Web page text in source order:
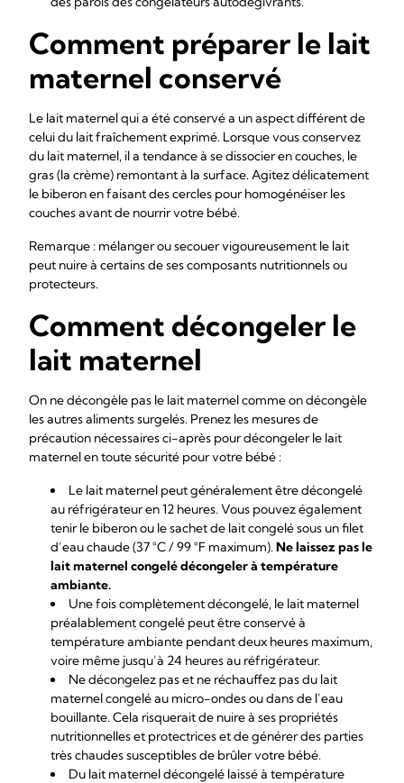
Comment préparer le lait
maternel conservé
Le lait maternel qui a été conservé a un aspect différent de
celui du lait fraîchement exprimé. Lorsque vous conservez
du lait maternel, il a tendance à se dissocier en couches, le
gras (la crème) remontant à la surface. Agitez délicatement
le biberon en faisant des cercles pour homogénéiser les
couches avant de nourrir votre bébé.
Remarque : mélanger ou secouer vigoureusement le lait
peut nuire à certains de ses composants nutritionnels ou
protecteurs.
Comment décongeler le
lait maternel
On ne décongèle pas le lait maternel comme on décongèle
les autres aliments surgelés. Prenez les mesures de
précaution nécessaires ci-après pour décongeler le lait
maternel en toute sécurité pour votre bébé :
Le lait maternel peut généralement être décongelé
au réfrigérateur en 12 heures. Vous pouvez également
tenir le biberon ou le sachet de lait congelé sous un filet
d’eau chaude (37 °C / 99 °F maximum).Ne laissez pas le
lait maternel congelé décongeler à température
ambiante.
Une fois complètement décongelé, le lait maternel
préalablement congelé peut être conservé à
température ambiante pendant deux heures maximum,
voire même jusqu’à 24 heures au réfrigérateur.
Ne décongelez pas et ne réchauffez pas du lait
maternel congelé au micro-ondes ou dans de l’eau
bouillante. Cela risquerait de nuire à ses propriétés
nutritionnelles et protectrices et de générer des parties
très chaudes susceptibles de brûler votre bébé.
Du lait maternel décongelé laissé à température